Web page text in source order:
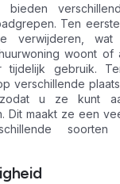
bieden
Ten
verwijderen,
woont of
tijdelijk gebruik.
verschillende
u ze kunt
Dit maakt ze een